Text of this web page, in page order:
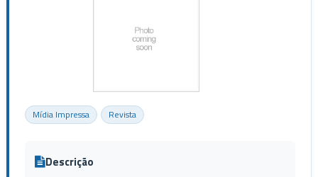
Mídia Impressa Revista
Descrição